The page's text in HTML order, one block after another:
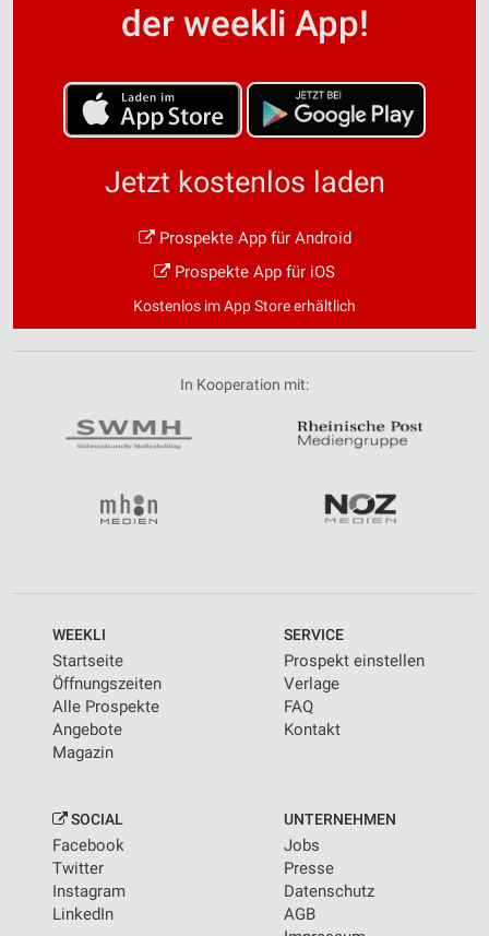
der weekli App!
Jetzt kostenlos laden
Prospekte App für Android
Prospekte App für iOS
Kostenlos im App Store erhältlich
In Kooperation mit:
WEEKLI
Startseite
Öffnungszeiten
Alle Prospekte
Angebote
Magazin
SERVICE
Prospekt einstellen
Verlage
FAQ
Kontakt
SOCIAL
Facebook
Twitter
Instagram
LinkedIn
UNTERNEHMEN
Jobs
Presse
Datenschutz
AGB